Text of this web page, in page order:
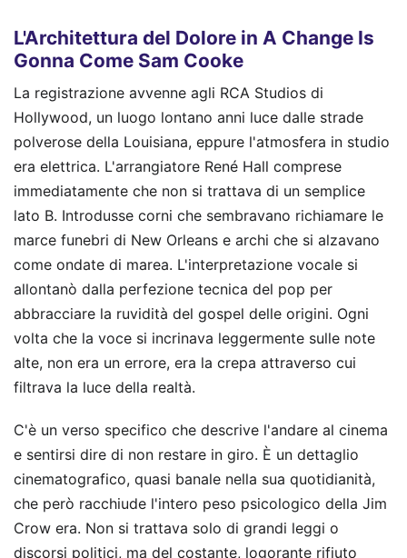
L'Architettura del Dolore in A Change Is
Gonna Come Sam Cooke
La registrazione avvenne agli RCA Studios di
Hollywood, un luogo lontano anni luce dalle strade
polverose della Louisiana, eppure l'atmosfera in studio
era elettrica. L'arrangiatore René Hall comprese
immediatamente che non si trattava di un semplice
lato B. Introdusse corni che sembravano richiamare le
marce funebri di New Orleans e archi che si alzavano
come ondate di marea. L'interpretazione vocale si
allontanò dalla perfezione tecnica del pop per
abbracciare la ruvidità del gospel delle origini. Ogni
volta che la voce si incrinava leggermente sulle note
alte, non era un errore, era la crepa attraverso cui
filtrava la luce della realtà.
C'è un verso specifico che descrive l'andare al cinema
e sentirsi dire di non restare in giro. È un dettaglio
cinematografico, quasi banale nella sua quotidianità,
che però racchiude l'intero peso psicologico della Jim
Crow era. Non si trattava solo di grandi leggi o
discorsi politici, ma del costante, logorante rifiuto